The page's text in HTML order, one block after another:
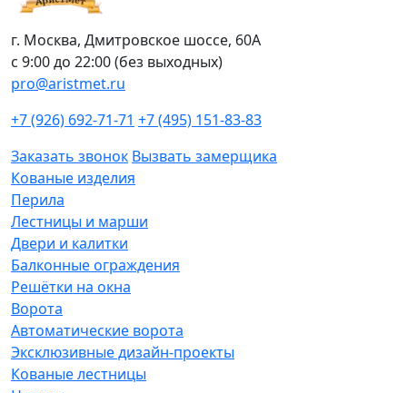
г. Москва, Дмитровское шоссе, 60А
с 9:00 до 22:00 (без выходных)
pro@aristmet.ru
+7 (926) 692-71-71 +7 (495) 151-83-83
Заказать звонок Вызвать замерщика
Кованые изделия
Перила
Лестницы и марши
Двери и калитки
Балконные ограждения
Решётки на окна
Ворота
Автоматические ворота
Эксклюзивные дизайн-проекты
Кованые лестницы